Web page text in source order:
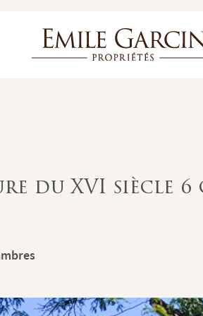
du XVI siècle 6
LÉGALES